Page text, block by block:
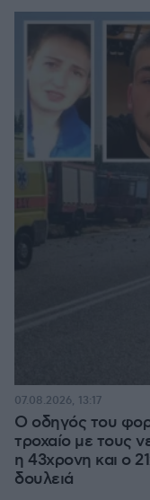
Ο οδηγός του
τροχαίο με τους
η 43χρονη και ο
δουλειά
07.08.2026, 13:17